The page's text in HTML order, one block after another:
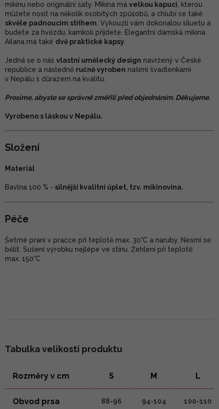
mikinu nebo originální šaty. Mikina má velkou kapuci , kterou
můžete nosit na několik osobitých způsobů, a chlubí se také
skvěle padnoucím střihem . Vykouzlí vám dokonalou siluetu a
budete za hvězdu, kamkoli přijdete. Elegantní dámská mikina
Ailana má také dvě praktické kapsy
Jedná se o náš vlastní umělecký design navržený v České
republice a následně ručně vyroben našimi švadlenkami
v Nepálu s důrazem na kvalitu.
Prosíme, abyste se správně změřili před objednáním. Děkujeme.
Vyrobeno s láskou v Nepálu.
Složení
Materiál
Bavlna 100 % - silnější kvalitní úplet, tzv. mikinovina.
Péče
Šetrné praní v pračce při teplotě max. 30°C a naruby. Nesmí se
bělit. Sušení výrobku nejlépe ve stínu. Žehlení při teplotě
max. 150°C
Tabulka velikostí produktu
Rozměry v cm S M L
Obvod prsa 88-96 94-104 100-110